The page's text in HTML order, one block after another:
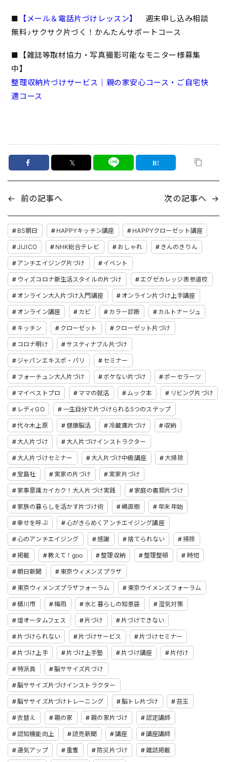
■ 【メール＆電話片づけレッスン】 週末申し込み相談
無料♪サクサク片づく！かんたんサポートコース
■【雑誌等取材協力・写真撮影可能なモニター様募集
中】
整理収納片づけサービス｜親の家安心コース・ご自宅快
適コース
𝕏
← 前の記事へ 次の記事へ →
BS朝日 HAPPYキッチン講座 HAPPYクローゼット講座
JIJICO NHK総合テレビ おしゃれ きんのきりん
アンチエイジング片づけ イベント
ウィズコロナ新生活スタイルの片づけ エグゼカレッジ表参道校
オンライン大人片づけ入門講座 オンライン片づけ上手講座
オンライン講座 カビ カラー診断 カルトナージュ
キッチン クローゼット クローゼット片づけ
コロナ明け サスティナブル片づけ
ジャパンエキスポ・パリ セミナー
フォーチュン大人片づけ ボケない片づけ ポーセラーツ
マイベストプロ ママの就活 ムック本 リビング片づけ
レディGO 一生自分で片づけられる5つのステップ
代々木上原 健康脳活 冷蔵庫片づけ 収納
大人片づけ 大人片づけインストラクター
大人片づけセミナー 大人片づけ中級講座 大掃除
宝島社 実家の片づけ 実家片づけ
家事意識カイカク！大人片づけ実践 家庭の書類片づけ
家族の暮らしを活かす片づけ術 嶋直樹 年末年始
幸せを呼ぶ 心がきらめくアンチエイジング講座
心のアンチエイジング 感謝 捨てられない 掃除
掲載 教えて！goo 整理収納 整理整頓 時短
朝日新聞 東京ウィメンズプラザ
東京ウィメンズプラザフォーラム 東京ウイメンズフォーラム
桶川市 梅雨 水と暮らしの知恵袋 湿気対策
煌オータムフェス 片づけ 片づけできない
片づけられない 片づけサービス 片づけセミナー
片づけ上手 片づけ上手塾 片づけ講座 片付け
特派員 脳ササイズ片づけ
脳ササイズ片づけインストラクター
脳ササイズ片づけトレーニング 脳トレ片づけ 苔玉
衣替え 親の家 親の家片づけ 認定講師
認知機能向上 読売新聞 講座 講座講師
運気アップ 重曹 防災片づけ 雑誌掲載